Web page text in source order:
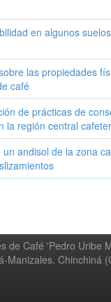
en algunos
las propiedades
café
de prácticas de
la región central
andisol de la zona
de Café 'Pedro Uribe
Manizales. Chinchiná